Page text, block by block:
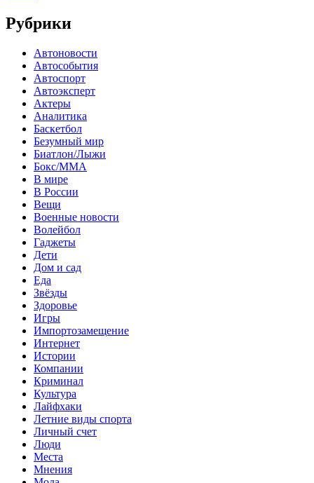
Рубрики
Автоновости
Автособытия
Автоспорт
Автоэксперт
Актеры
Аналитика
Баскетбол
Безумный мир
Биатлон/Лыжи
Бокс/MMA
В мире
В России
Вещи
Военные новости
Волейбол
Гаджеты
Дети
Дом и сад
Еда
Звёзды
Здоровье
Игры
Импортозамещение
Интернет
Истории
Компании
Криминал
Культура
Лайфхаки
Летние виды спорта
Личный счет
Люди
Места
Мнения